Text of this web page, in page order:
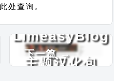
处查询。
下一篇 →
LimeasyBlog
主题汉化包